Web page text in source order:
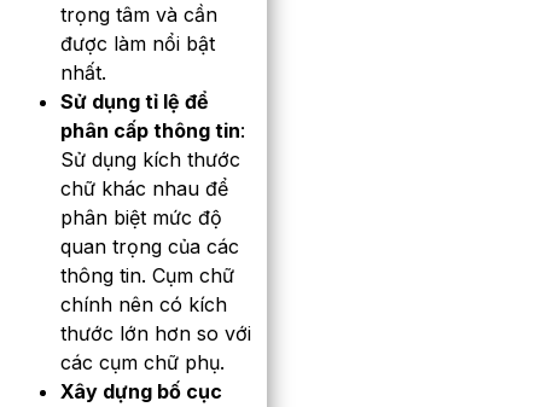
trọng tâm và cần
được làm nổi bật
nhất.
Sử dụng tỉ lệ để
phân cấp thông tin:
Sử dụng kích thước
chữ khác nhau để
phân biệt mức độ
quan trọng của các
thông tin. Cụm chữ
chính nên có kích
thước lớn hơn so với
các cụm chữ phụ.
Xây dựng bố cục